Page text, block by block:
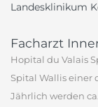
Landesklinikum
Facharzt
Hopital du Valais
Spital Wallis einer
Jährlich werden